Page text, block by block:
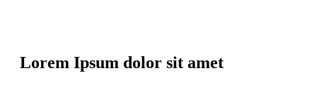
Lorem Ipsum dolor sit amet